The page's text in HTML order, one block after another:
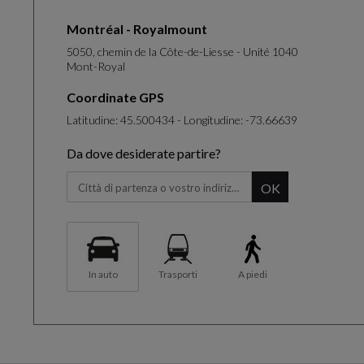
Montréal - Royalmount
5050, chemin de la Côte-de-Liesse - Unité 1040
Mont-Royal
Coordinate GPS
Latitudine: 45.500434 - Longitudine: -73.66639
Da dove desiderate partire?
OK
In auto Trasporti A piedi